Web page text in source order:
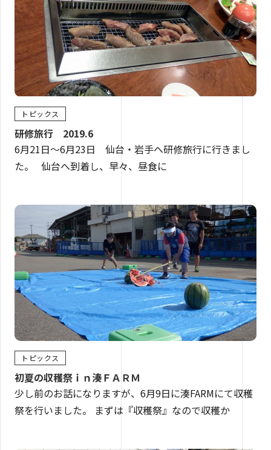
トピックス
研修旅行 2019.6
6月21日～6月23日 仙台・岩手へ研修旅行に行きまし
た。 仙台へ到着し、早々、昼食に
トピックス
初夏の収穫祭ｉｎ湊ＦＡＲＭ
少し前のお話になりますが、6月9日に湊FARMにて収穫
祭を行いました。 まずは『収穫祭』なので収穫か